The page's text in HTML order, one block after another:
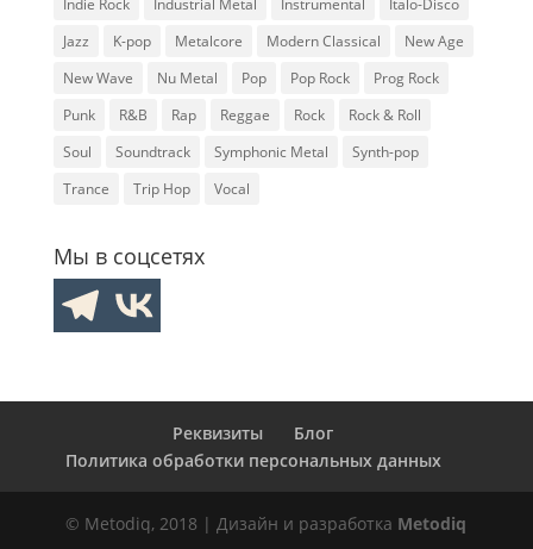
Jazz
K-pop Metalcore Modern Classical
New Age
New Wave
Nu Metal Pop Pop Rock
Prog Rock
Punk
R&B Rap Reggae Rock
Rock & Roll
Soul
Soundtrack Symphonic Metal
Synth-pop
Trance
Trip Hop Vocal
Мы в соцсетях
Реквизиты
Блог
Политика обработки персональных данных
© Metodiq, 2018 | Дизайн и разработка Metodiq